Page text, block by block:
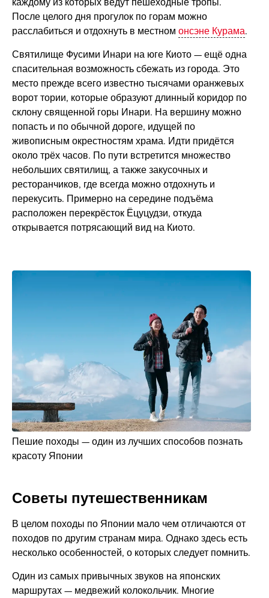
каждому из которых ведут пешеходные тропы.
После целого дня прогулок по горам можно
расслабиться и отдохнуть в местном онсэне Курама.
Святилище Фусими Инари на юге Киото — ещё одна
спасительная возможность сбежать из города. Это
место прежде всего известно тысячами оранжевых
ворот тории, которые образуют длинный коридор по
склону священной горы Инари. На вершину можно
попасть и по обычной дороге, идущей по
живописным окрестностям храма. Идти придётся
около трёх часов. По пути встретится множество
небольших святилищ, а также закусочных и
ресторанчиков, где всегда можно отдохнуть и
перекусить. Примерно на середине подъёма
расположен перекрёсток Ёцуцудзи, откуда
открывается потрясающий вид на Киото.
Пешие походы — один из лучших способов познать
красоту Японии
Советы путешественникам
В целом походы по Японии мало чем отличаются от
походов по другим странам мира. Однако здесь есть
несколько особенностей, о которых следует помнить.
Один из самых привычных звуков на японских
маршрутах — медвежий колокольчик. Многие